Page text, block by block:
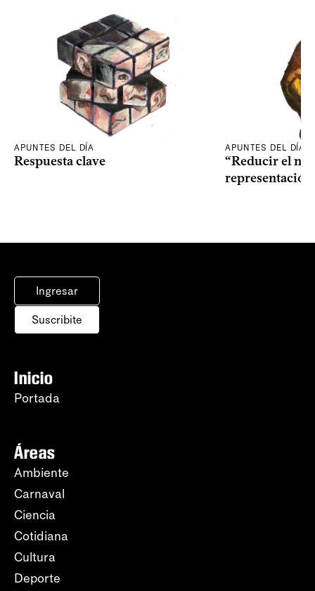
APUNTES DEL DÍA
Respuesta clave
APUNTES DEL DÍA
“Reducir el
Ingresar
Suscribite
Inicio
Portada
Áreas
Ambiente
Carnaval
Ciencia
Cotidiana
Cultura
Deporte